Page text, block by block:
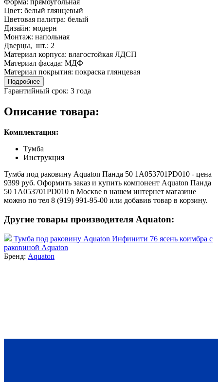
Форма: прямоугольная
Цвет: белый глянцевый
Цветовая палитра: белый
Дизайн: модерн
Монтаж: напольная
Дверцы, шт.: 2
Материал корпуса: влагостойкая ЛДСП
Материал фасада: МДФ
Материал покрытия: покраска глянцевая
Подробнее
Гарантийный срок: 3 года
Описание товара:
Комплектация:
Тумба
Инструкция
Тумба под раковину Aquaton Панда 50 1A053701PD010 - цена
9399 руб. Оформить заказ и купить компонент Aquaton Панда
50 1A053701PD010 в Москве в нашем интернет магазине
можно по тел 8 (919) 991-95-00 или добавив товар в корзину.
Другие товары производителя Aquaton:
Тумба под раковину Aquaton Инфинити 76 ясень коимбра с
раковиной Aquaton
Бренд: Aquaton